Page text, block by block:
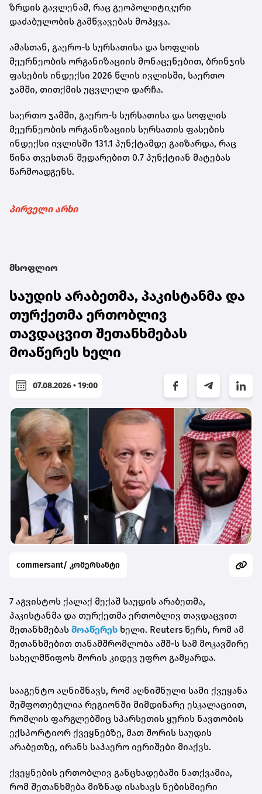
ზრდის გავლენამ, რაც გეოპოლიტიკური
დაძაბულობის გამწვავებას მოჰყვა.
ამასთან, გაერო-ს სურსათისა და სოფლის
მეურნეობის ორგანიზაციის მონაცენებით, ბრინჯის
ფასების ინდექსი 2026 წლის ივლისში, საერთო
ჯამში, თითქმის უცვლელი დარჩა.
საერთო ჯამში, გაერო-ს სურსათისა და სოფლის
მეურნეობის ორგანიზაციის სურსათის ფასების
ინდექსი ივლისში 131.1 პუნქტამდე გაიზარდა, რაც
წინა თვესთან შედარებით 0.7 პუნქტიან მატებას
წარმოადგენს.
პირველი არხი
მსოფლიო
საუდის არაბეთმა, პაკისტანმა და
თურქეთმა ერთობლივ
თავდაცვით შეთანხმებას
მოაწერეს ხელი
07.08.2026 • 19:00
commersant/ კომერსანტი
7 აგვისტოს ქალაქ მექაშ საუდის არაბეთმა,
პაკისტანმა და თურქეთმა ერთობლივ თავდაცვით
შეთანხმებას მოაწერეს ხელი. Reuters წერს, რომ ამ
შეთანხმებით თანამშრომლობა აშშ-ს სამ მოკავშირე
სახელმწიფოს შორის კიდევ უფრო გამყარდა.
სააგენტო აღნიშნავს, რომ აღნიშნული სამი ქვეყანა
შეშფოთებულია რეგიონში მიმდინარე ესკალაციით,
რომლის ფარგლებშიც სპარსეთის ყურის ნავთობის
ექსპორტიორ ქვეყნებზე, მათ შორის საუდის
არაბეთზე, ირანს საჰაერო იერიშები მიაქვს.
ქვეყნების ერთობლივ განცხადებაში ნათქვამია,
რომ შეთანხმება მიზნად ისახავს ნებისმიერი